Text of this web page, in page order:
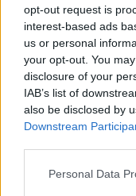
opt-out request is
interest-based ads
us or personal
your opt-out. You
disclosure of your
IAB’s list of
also be disclosed by
Downstream
Please note that this
Personal Data
diákotthonához:
Lázár, Varga
4.Műtárgy, ill.
Fogorvos-tudományi
Who's Afraid of
Dunaújvárosi